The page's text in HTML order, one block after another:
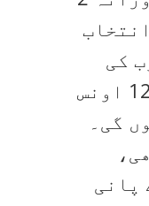
کی
مثالیں 5 اونس شراب، 12 اونس
ہوں گی۔
پانی